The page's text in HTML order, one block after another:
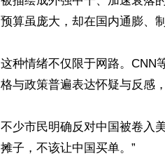
预算虽庞大，却在国内通膨、
这种情绪不仅限于网路。CNN
格与政策普遍表达怀疑与反感
不少市民明确反对中国被卷入
摊子，不该让中国买单。”